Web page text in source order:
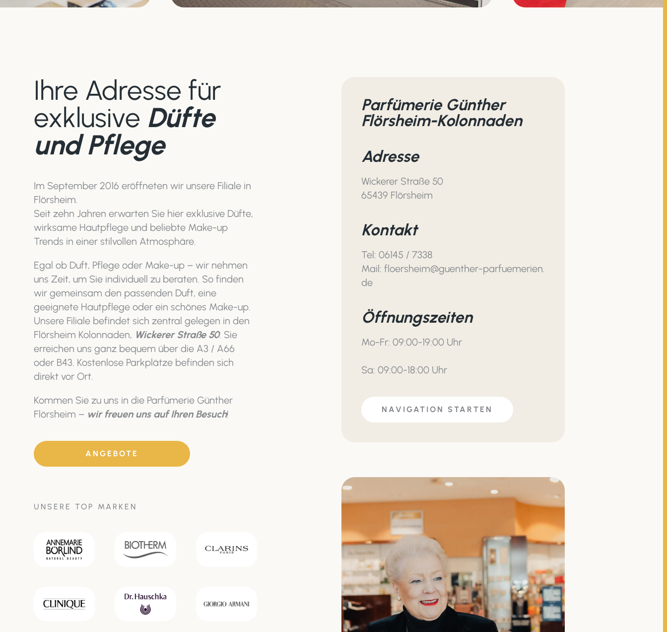
Ihre Adresse für
exklusive Düfte
und Pflege
Im September 2016 eröffneten wir unsere Filiale in
Flörsheim.
Seit zehn Jahren erwarten Sie hier exklusive Düfte,
wirksame Hautpflege und beliebte Make-up
Trends in einer stilvollen Atmosphäre.
Egal ob Duft, Pflege oder Make-up – wir nehmen
uns Zeit, um Sie individuell zu beraten. So finden
wir gemeinsam den passenden Duft, eine
geeignete Hautpflege oder ein schönes Make-up.
Unsere Filiale befindet sich zentral gelegen in den
Flörsheim Kolonnaden, Wickerer Straße 50. Sie
erreichen uns ganz bequem über die A3 / A66
oder B43. Kostenlose Parkplätze befinden sich
direkt vor Ort.
Kommen Sie zu uns in die Parfümerie Günther
Flörsheim – wir freuen uns auf Ihren Besuch!
ANGEBOTE
UNSERE TOP MARKEN
Parfümerie Günther
Flörsheim-Kolonnaden
Adresse
Wickerer Straße 50
65439 Flörsheim
Kontakt
Tel: 06145 / 7338
Mail: floersheim@guenther-parfuemerien.
de
Öffnungszeiten
Mo-Fr: 09:00-19:00 Uhr
Sa: 09:00-18:00 Uhr
NAVIGATION STARTEN